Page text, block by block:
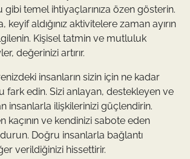
temel ihtiyaçlarınıza özen gösterin.
keyif aldığınız aktivitelere zaman ayırın
Kişisel tatmin ve mutluluk
değerinizi artırır.
insanların sizin için ne kadar
fark edin. Sizi anlayan, destekleyen ve
insanlarla ilişkilerinizi güçlendirin.
kaçının ve kendinizi sabote eden
Doğru insanlarla bağlantı
verildiğinizi hissettirir.